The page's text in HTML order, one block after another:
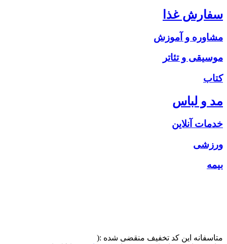
سفارش غذا
مشاوره و آموزش
موسیقی و تئاتر
کتاب
مد و لباس
خدمات آنلاین
ورزشی
بیمه
متاسفانه این کد تخفیف منقضی شده :(